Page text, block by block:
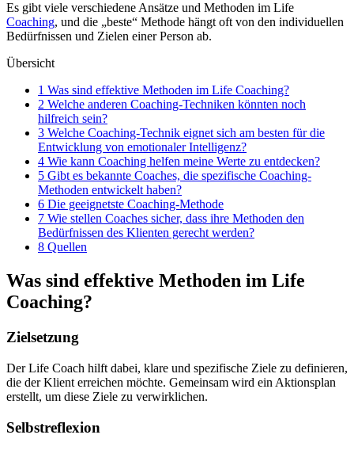
Es gibt viele verschiedene Ansätze und Methoden im Life
Coaching, und die „beste“ Methode hängt oft von den individuellen
Bedürfnissen und Zielen einer Person ab.
Übersicht
1 Was sind effektive Methoden im Life Coaching?
2 Welche anderen Coaching-Techniken könnten noch
hilfreich sein?
3 Welche Coaching-Technik eignet sich am besten für die
Entwicklung von emotionaler Intelligenz?
4 Wie kann Coaching helfen meine Werte zu entdecken?
5 Gibt es bekannte Coaches, die spezifische Coaching-
Methoden entwickelt haben?
6 Die geeignetste Coaching-Methode
7 Wie stellen Coaches sicher, dass ihre Methoden den
Bedürfnissen des Klienten gerecht werden?
8 Quellen
Was sind effektive Methoden im Life
Coaching?
Zielsetzung
Der Life Coach hilft dabei, klare und spezifische Ziele zu definieren,
die der Klient erreichen möchte. Gemeinsam wird ein Aktionsplan
erstellt, um diese Ziele zu verwirklichen.
Selbstreflexion